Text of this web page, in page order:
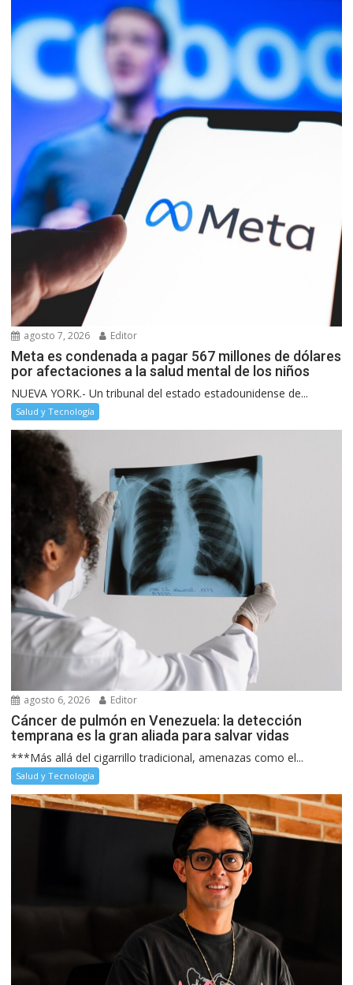
agosto 7, 2026 Editor
Meta es condenada a pagar 567 millones de dólares
por afectaciones a la salud mental de los niños
NUEVA YORK.- Un tribunal del estado estadounidense de...
Salud y Tecnología
agosto 6, 2026 Editor
Cáncer de pulmón en Venezuela: la detección
temprana es la gran aliada para salvar vidas
***Más allá del cigarrillo tradicional, amenazas como el...
Salud y Tecnología